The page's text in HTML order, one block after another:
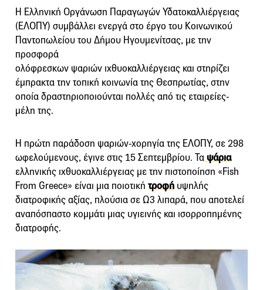
Η Ελληνική Οργάνωση Παραγωγών Υδατοκαλλιέργειας
(ΕΛΟΠΥ) συμβάλλει ενεργά στο έργο του Κοινωνικού
Παντοπωλείου του Δήμου Ηγουμενίτσας, με την
προσφορά
ολόφρεσκων ψαριών ιχθυοκαλλιέργειας και στηρίζει
έμπρακτα την τοπική κοινωνία της Θεσπρωτίας, στην
οποία δραστηριοποιούνται πολλές από τις εταιρείες-
μέλη της.
Η πρώτη παράδοση ψαριών-χορηγία της ΕΛΟΠΥ, σε 298
ωφελούμενους, έγινε στις 15 Σεπτεμβρίου. Ταψάρια
ελληνικής ιχθυοκαλλιέργειας με την πιστοποίηση «Fish
From Greece» είναι μια ποιοτική τροφή υψηλής
διατροφικής αξίας, πλούσια σε Ω3 λιπαρά, που αποτελεί
αναπόσπαστο κομμάτι μιας υγιεινής και ισορροπημένης
διατροφής.